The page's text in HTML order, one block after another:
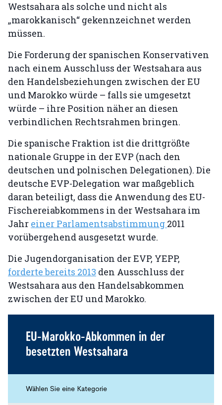
Westsahara als solche und nicht als
„marokkanisch“ gekennzeichnet werden
müssen.
Die Forderung der spanischen Konservativen
nach einem Ausschluss der Westsahara aus
den Handelsbeziehungen zwischen der EU
und Marokko würde – falls sie umgesetzt
würde – ihre Position näher an diesen
verbindlichen Rechtsrahmen bringen.
Die spanische Fraktion ist die drittgrößte
nationale Gruppe in der EVP (nach den
deutschen und polnischen Delegationen). Die
deutsche EVP-Delegation war maßgeblich
daran beteiligt, dass die Anwendung des EU-
Fischereiabkommens in der Westsahara im
Jahr einer Parlamentsabstimmung 2011
vorübergehend ausgesetzt wurde.
Die Jugendorganisation der EVP, YEPP,
forderte bereits 2013 den Ausschluss der
Westsahara aus den Handelsabkommen
zwischen der EU und Marokko.